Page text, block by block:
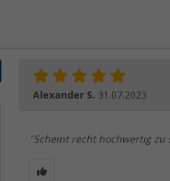
Alexander S. 31.07.2023
"Scheint recht hochwertig